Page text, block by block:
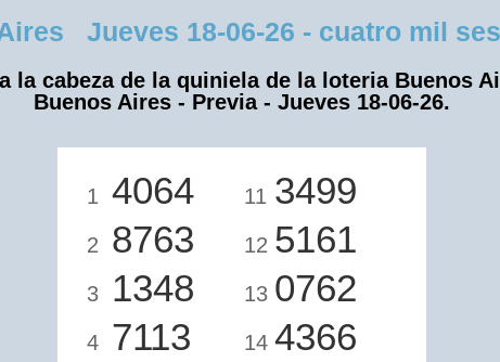
Jueves 18-06-26 - cuatro mil
la cabeza de la quiniela de la loteria Buenos
Buenos Aires - Previa - Jueves 18-06-26.
1 4064
2 8763
3 1348
4 7113
11 3499
12 5161
13 0762
14 4366